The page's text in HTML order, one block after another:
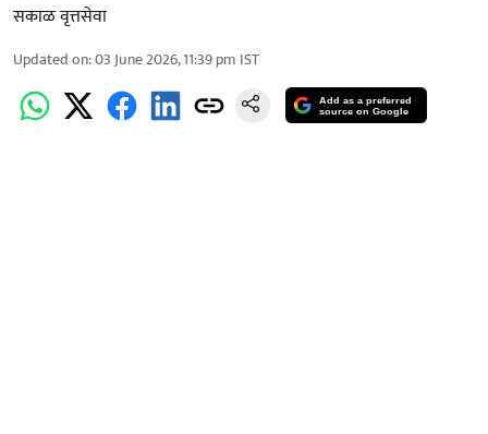
सकाळ वृत्तसेवा
Updated on:03 June 2026, 11:39 pm IST
Add as a preferred
source on Google